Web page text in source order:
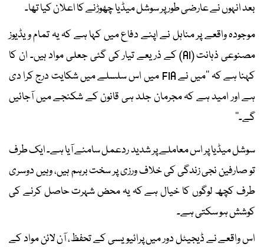
بعد انہوں نے عارضی طور پر سوشل میڈیا چھوڑنے کا اعلان کیا تھا۔
موجودہ واقعے پر مناہل نے اپنے دفاع میں کہا ہے کہ یہ تمام ویڈیوز
مصنوعی ذہانت (AI) کے ذریعے تیار کی گئی جعلی مواد ہیں۔ ان کا
کہنا ہے کہ ’’میں نے FIA میں اس سلسلے میں شکایت درج کرا دی
ہے اور امید ہے کہ مجرمان جلد ہی قانون کے شکنجے میں آجائیں
گے۔‘‘
سوشل میڈیا پر اس معاملے پر شدید ردعمل سامنے آیا ہے۔ ایک طرف
تو صارفین نجی زندگی کی خلاف ورزی پر سخت برہم ہیں، وہیں دوسری
طرف کچھ لوگوں کا خیال ہے کہ یہ محض شہرت حاصل کرنے کی
کوشش ہو سکتی ہے۔
اس واقعے نے ڈیجیٹل دور میں پرائیویسی کے تحفظ، آن لائن مواد کے